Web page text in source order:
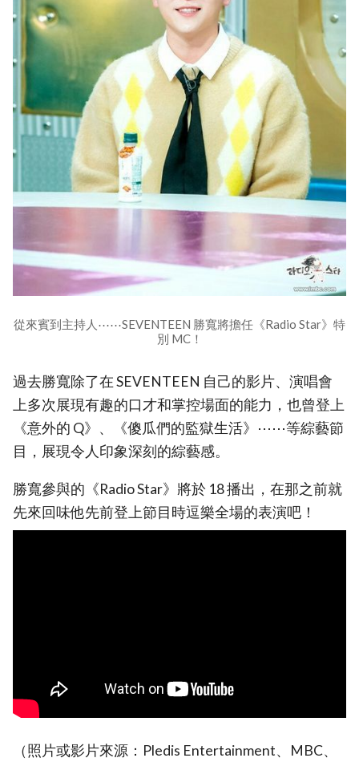
從來賓到主持人⋯⋯SEVENTEEN 勝寬將擔任《Radio Star》特
別 MC！
過去勝寬除了在 SEVENTEEN 自己的影片、演唱會
上多次展現有趣的口才和掌控場面的能力，也曾登上
《意外的 Q》、《傻瓜們的監獄生活》⋯⋯等綜藝節
目，展現令人印象深刻的綜藝感。
勝寬參與的《Radio Star》將於 18 播出，在那之前就
先來回味他先前登上節目時逗樂全場的表演吧！
（照片或影片來源：Pledis Entertainment、MBC、